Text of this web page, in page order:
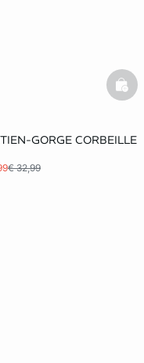
GORGE CORBEILLE
€ 32,99